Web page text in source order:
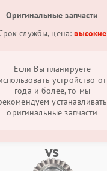
Оригинальные запчасти
службы, цена:высокие
Если Вы планируете
устройство от
года и более, то мы
устанавливать
оригинальные запчасти
vs